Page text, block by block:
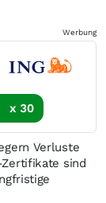
Werbung
x 30
Verluste
sind